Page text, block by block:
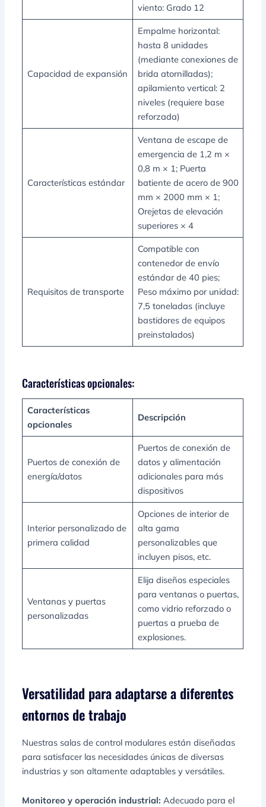
viento: Grado 12
Capacidad de expansión
Empalme horizontal:
hasta 8 unidades
(mediante conexiones de
brida atornilladas);
apilamiento vertical: 2
niveles (requiere base
reforzada)
Características estándar
Ventana de escape de
emergencia de 1,2 m ×
0,8 m × 1; Puerta
batiente de acero de 900
mm × 2000 mm × 1;
Orejetas de elevación
superiores × 4
Requisitos de transporte
Compatible con
contenedor de envío
estándar de 40 pies;
Peso máximo por unidad:
7,5 toneladas (incluye
bastidores de equipos
preinstalados)
Características opcionales:
Características
opcionales
Descripción
Puertos de conexión de
energía/datos
Puertos de conexión de
datos y alimentación
adicionales para más
dispositivos
Interior personalizado de
primera calidad
Opciones de interior de
alta gama
personalizables que
incluyen pisos, etc.
Ventanas y puertas
personalizadas
Elija diseños especiales
para ventanas o puertas,
como vidrio reforzado o
puertas a prueba de
explosiones.
Versatilidad para adaptarse a diferentes
entornos de trabajo
Nuestras salas de control modulares están diseñadas
para satisfacer las necesidades únicas de diversas
industrias y son altamente adaptables y versátiles.
Monitoreo y operación industrial: Adecuado para el